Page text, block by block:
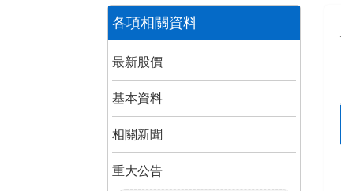
各項相關資料
最新股價
基本資料
相關新聞
重大公告